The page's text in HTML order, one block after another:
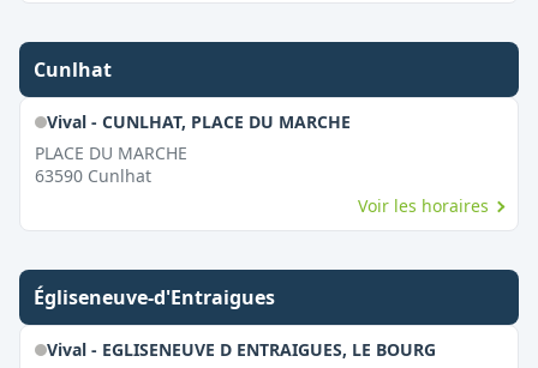
Cunlhat
Vival - CUNLHAT, PLACE DU MARCHE
PLACE DU MARCHE
63590 Cunlhat
Voir les horaires
Égliseneuve-d'Entraigues
Vival - EGLISENEUVE D ENTRAIGUES, LE BOURG